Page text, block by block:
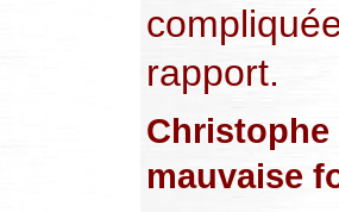
rapport.
Christophe
mauvaise